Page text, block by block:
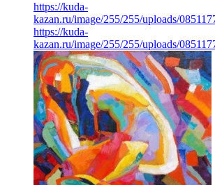
https://kuda-
kazan.ru/image/255/255/uploads/
https://kuda-
kazan.ru/image/255/255/uploads/